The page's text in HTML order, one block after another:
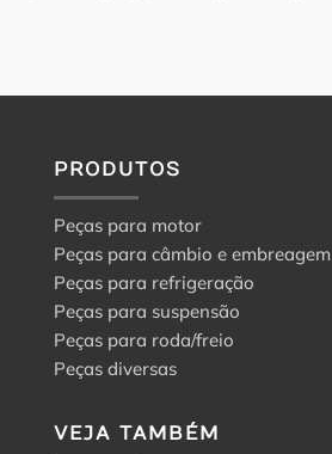
PRODUTOS
Peças para motor
Peças para câmbio e embreagem
Peças para refrigeração
Peças para suspensão
Peças para roda/freio
Peças diversas
VEJA TAMBÉM